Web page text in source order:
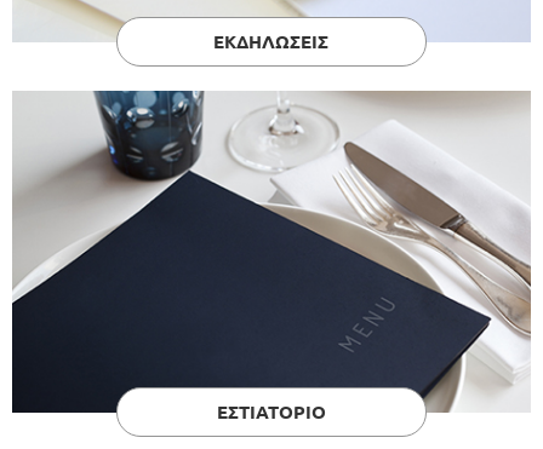
ΕΚΔΗΛΩΣΕΙΣ
ΕΣΤΙΑΤΟΡΙΟ